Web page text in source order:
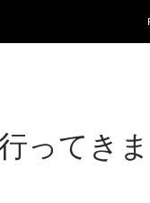
ってきま